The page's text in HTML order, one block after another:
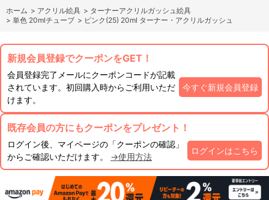
ホーム > アクリル絵具 > ターナーアクリルガッシュ絵具
> 単色 20mlチューブ > ピンク(25) 20ml ターナー・アクリルガッシュ
新規会員登録でクーポンをGET！
会員登録完了メールにクーポンコードが記載
されています。初回購入時からご利用いただ
けます。
今すぐ新規会員登録
既存会員の方にもクーポンをプレゼント！
ログイン後、マイページの「クーポンの確認」
からご確認いただけます。 →使用方法
ログインはこちら